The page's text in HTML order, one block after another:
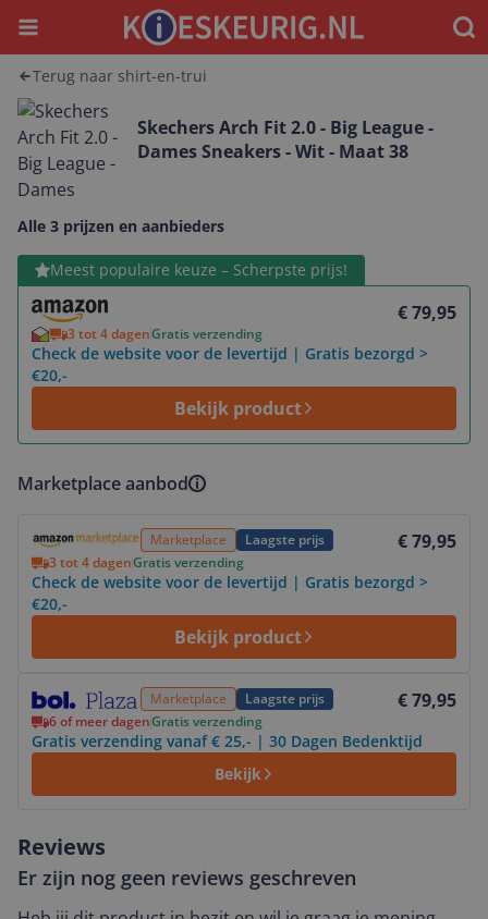
Menu
Terug naar shirt-en-trui
Skechers Arch Fit 2.0 - Big League -
Dames Sneakers - Wit - Maat 38
Alle 3 prijzen en aanbieders
Meest populaire keuze – Scherpste prijs!
€ 79,95
3 tot 4 dagenGratis verzending
Check de website voor de levertijd | Gratis bezorgd >
€20,-
Bekijk product
Bekijk product
Marketplace aanbod
Marketplace Laagste prijs € 79,95
3 tot 4 dagenGratis verzending
Check de website voor de levertijd | Gratis bezorgd >
€20,-
Bekijk product
Marketplace Laagste prijs € 79,95
6 of meer dagenGratis verzending
Gratis verzending vanaf € 25,- | 30 Dagen Bedenktijd
Bekijk
Reviews
Er zijn nog geen reviews geschreven